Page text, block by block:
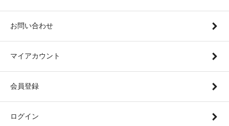
お問い合わせ
マイアカウント
会員登録
ログイン